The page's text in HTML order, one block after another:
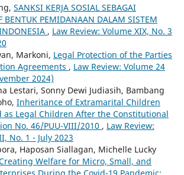
SANKSI KERJA SOSIAL SEBAGAI
BENTUK PEMIDANAAN DALAM SISTEM
, Law Review: Volume XIX, No. 3
Markoni, Legal Protection of the Parties
Agreements , Law Review: Volume 24
2024)
Lestari, Sonny Dewi Judiasih, Bambang
Inheritance of Extramarital Children
as Legal Children After the Constitutional
No. 46/PUU-VIII/2010 , Law Review:
No. 1 - July 2023
Haposan Siallagan, Michelle Lucky
Welfare for Micro, Small, and